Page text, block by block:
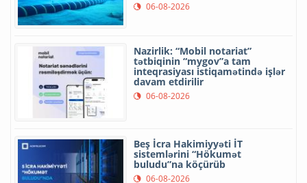
06-08-2026
Nazirlik: “Mobil notariat”
tətbiqinin “mygov”a tam
inteqrasiyası istiqamətində işlər
davam etdirilir
06-08-2026
Beş İcra Hakimiyyəti İT
sistemlərini “Hökumət
buludu”na köçürüb
06-08-2026